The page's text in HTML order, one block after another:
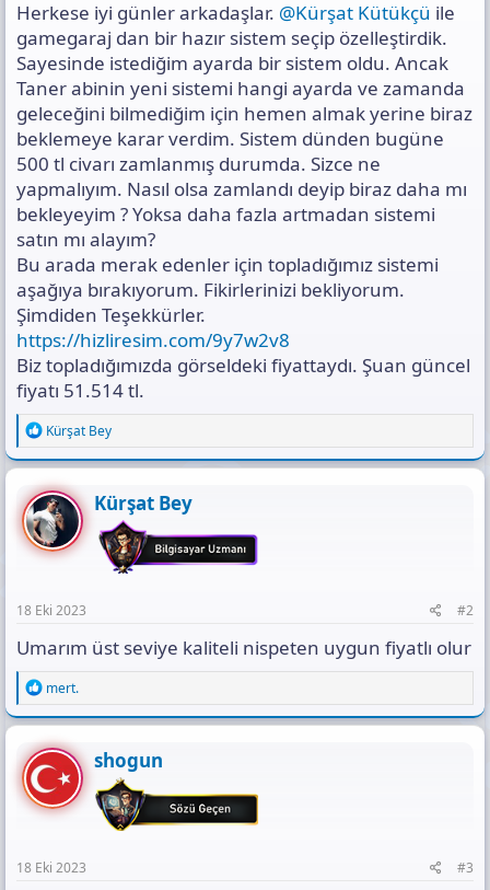
s
n
ı
K
o
p
y
a
l
a
Herkese iyi günler arkadaşlar. @Kürşat Kütükçü ile
gamegaraj dan bir hazır sistem seçip özelleştirdik.
Sayesinde istediğim ayarda bir sistem oldu. Ancak
Taner abinin yeni sistemi hangi ayarda ve zamanda
geleceğini bilmediğim için hemen almak yerine biraz
beklemeye karar verdim. Sistem dünden bugüne
500 tl civarı zamlanmış durumda. Sizce ne
yapmalıyım. Nasıl olsa zamlandı deyip biraz daha mı
bekleyeyim ? Yoksa daha fazla artmadan sistemi
satın mı alayım?
Bu arada merak edenler için topladığımız sistemi
aşağıya bırakıyorum. Fikirlerinizi bekliyorum.
Şimdiden Teşekkürler.
https://hizliresim.com/9y7w2v8
Biz topladığımızda görseldeki fiyattaydı. Şuan güncel
fiyatı 51.514 tl.
R
e
a
c
t
i
o
n
Kürşat Bey
Kürşat Bey
18 Eki 2023 #2
Umarım üst seviye kaliteli nispeten uygun fiyatlı olur
R
e
a
c
t
i
o
n
mert.
shogun
18 Eki 2023 #3